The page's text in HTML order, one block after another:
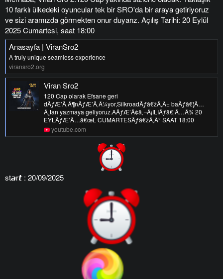
10 farklı ülkedeki oyuncular tek bir SRO'da bir araya getiriyoruz
ve sizi aramızda görmekten onur duyarız. Açılış Tarihi: 20 Eylül
2025 Cumartesi, saat 18:00
Anasayfa | ViranSro2
A truly unique seamless experience
viransro2.org
Viran Sro2
120 Cap olarak Efsane geri
dÃƒÆ’Ã‚Â¶nÃƒÆ’Ã‚Â¼yor,SilkroadÃƒâ€žÃ‚Â± baÃƒâ€¦Ã…
Â¸tan yazmaya geliyoruz.AÃƒÆ’Ã¢â‚¬Â¡ILIÃƒâ€¦Ã…Â¾ 20
EYLÃƒÆ’Ã…â€œL CUMARTESÃƒâ€žÃ‚Â° SAAT 18:00
youtube.com
st𝙖r𝙩 : 20/09/2025